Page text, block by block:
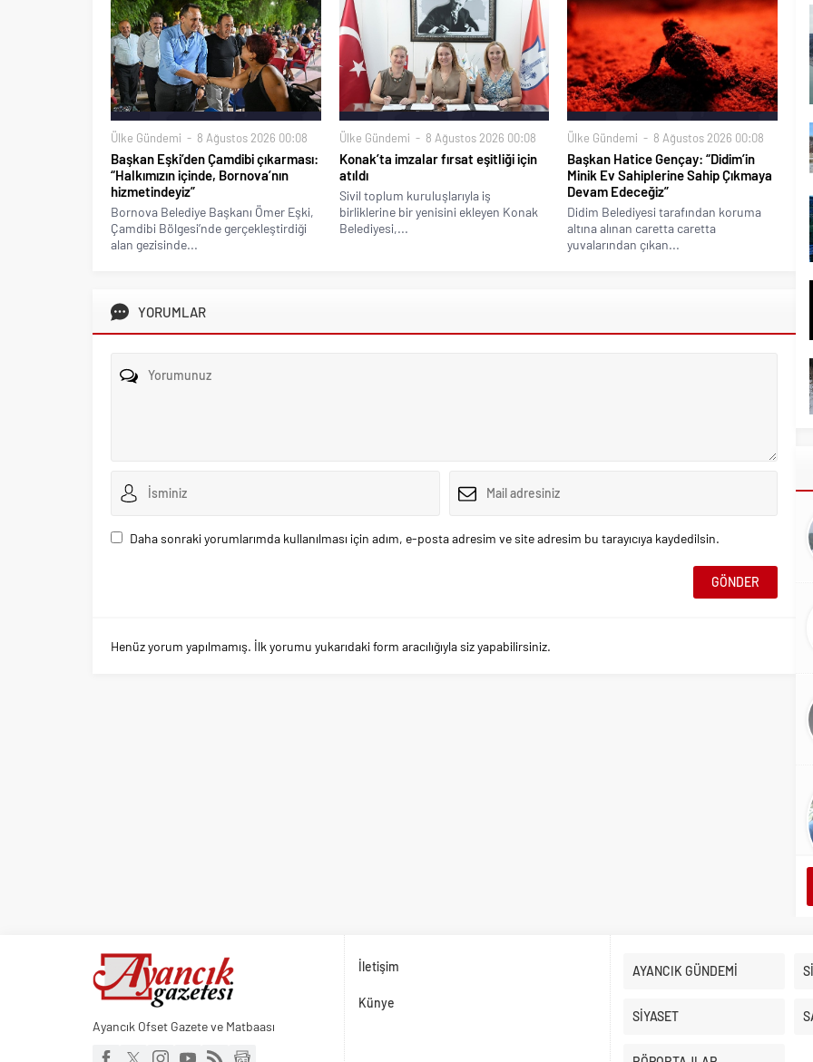
Ülke Gündemi 8 Ağustos 2026 00:08
Başkan Eşki’den Çamdibi çıkarması:
“Halkımızın içinde, Bornova’nın
hizmetindeyiz”
Bornova Belediye Başkanı Ömer Eşki,
Çamdibi Bölgesi’nde gerçekleştirdiği
alan gezisinde...
Ülke Gündemi 8 Ağustos 2026 00:08
Konak’ta imzalar fırsat eşitliği için
atıldı
Sivil toplum kuruluşlarıyla iş
birliklerine bir yenisini ekleyen Konak
Belediyesi,...
Ülke Gündemi 8 Ağustos 2026 00:08
Başkan Hatice Gençay: “Didim’in
Minik Ev Sahiplerine Sahip Çıkmaya
Devam Edeceğiz”
Didim Belediyesi tarafından koruma
altına alınan caretta caretta
yuvalarından çıkan...
YORUMLAR
Daha sonraki yorumlarımda kullanılması için adım, e-posta adresim ve site adresim bu tarayıcıya kaydedilsin.
Henüz yorum yapılmamış. İlk yorumu yukarıdaki form aracılığıyla siz yapabilirsiniz.
Ayancık Ofset Gazete ve Matbaası
İletişim
Künye
AYANCIK GÜNDEMİ
SİYASET